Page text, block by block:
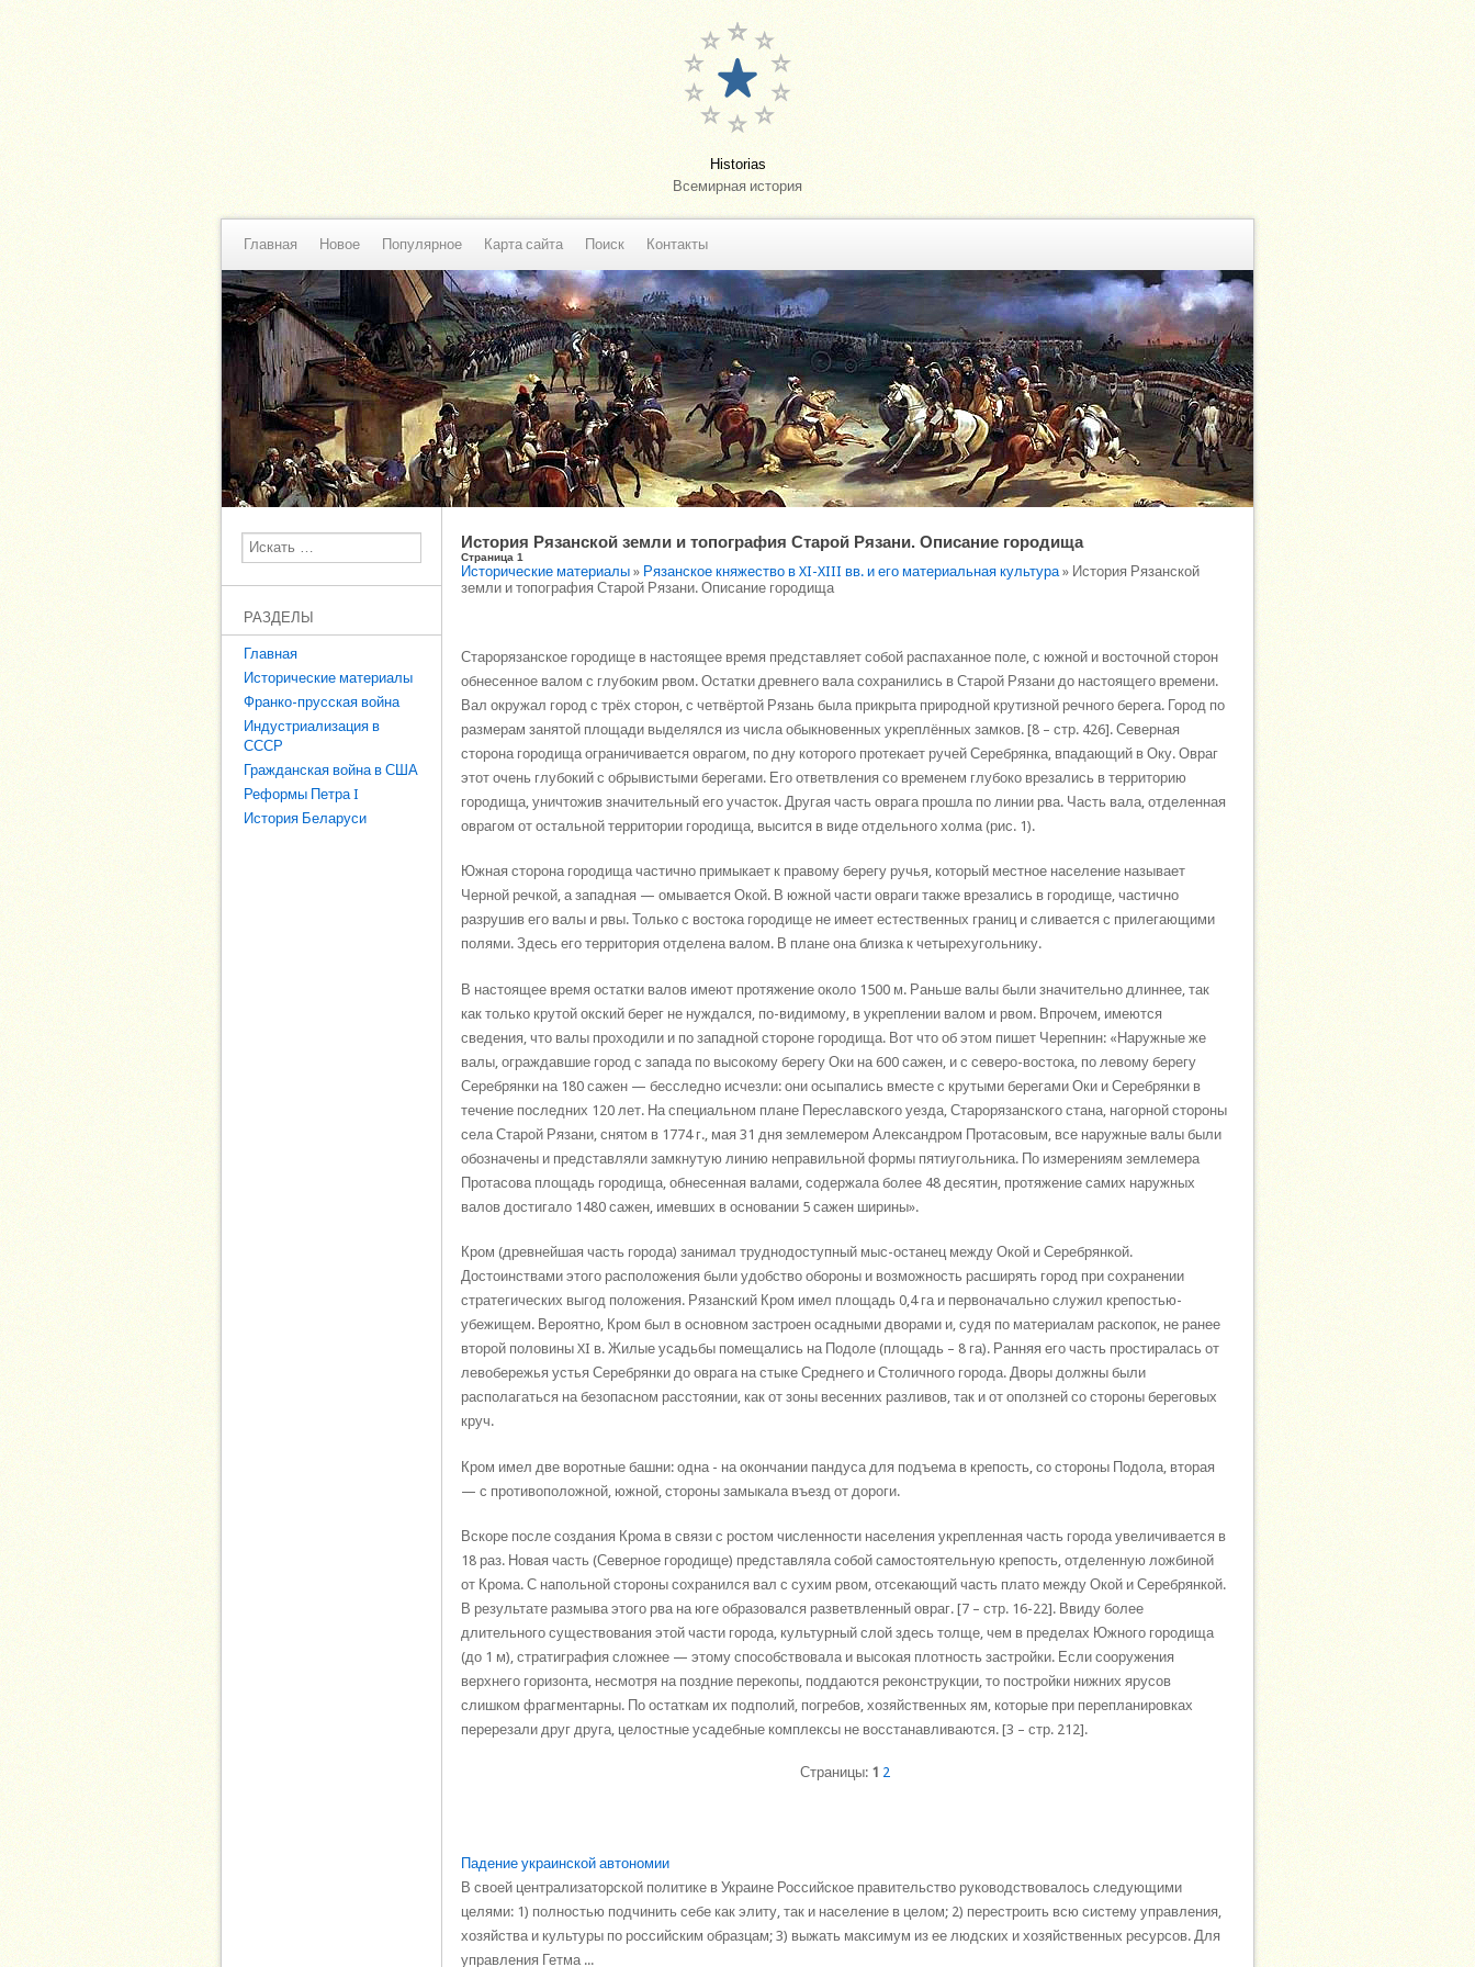
Historias
Всемирная история
Главная Новое Популярное Карта сайта Поиск Контакты
Поиск
РАЗДЕЛЫ
Главная
Исторические материалы
Франко-прусская война
Индустриализация в
СССР
Гражданская война в США
Реформы Петра I
История Беларуси
История Рязанской земли и топография Старой Рязани. Описание городища
Страница 1
Исторические материалы » Рязанское княжество в XI-XIII вв. и его материальная культура» История Рязанской
земли и топография Старой Рязани. Описание городища
Старорязанское городище в настоящее время представляет собой распаханное поле, с южной и восточной сторон
обнесенное валом с глубоким рвом. Остатки древнего вала сохранились в Старой Рязани до настоящего времени.
Вал окружал город с трёх сторон, с четвёртой Рязань была прикрыта природной крутизной речного берега. Город по
размерам занятой площади выделялся из числа обыкновенных укреплённых замков. [8 – стр. 426]. Северная
сторона городища ограничивается оврагом, по дну которого протекает ручей Серебрянка, впадающий в Оку. Овраг
этот очень глубокий с обрывистыми берегами. Его ответвления со временем глубоко врезались в территорию
городища, уничтожив значительный его участок. Другая часть оврага прошла по линии рва. Часть вала, отделенная
оврагом от остальной территории городища, высится в виде отдельного холма (рис. 1).
Южная сторона городища частично примыкает к правому берегу ручья, который местное население называет
Черной речкой, а западная — омывается Окой. В южной части овраги также врезались в городище, частично
разрушив его валы и рвы. Только с востока городище не имеет естественных границ и сливается с прилегающими
полями. Здесь его территория отделена валом. В плане она близка к четырехугольнику.
В настоящее время остатки валов имеют протяжение около 1500 м. Раньше валы были значительно длиннее, так
как только крутой окский берег не нуждался, по-видимому, в укреплении валом и рвом. Впрочем, имеются
сведения, что валы проходили и по западной стороне городища. Вот что об этом пишет Черепнин: «Наружные же
валы, ограждавшие город с запада по высокому берегу Оки на 600 сажен, и с северо-востока, по левому берегу
Серебрянки на 180 сажен — бесследно исчезли: они осыпались вместе с крутыми берегами Оки и Серебрянки в
течение последних 120 лет. На специальном плане Переславского уезда, Старорязанского стана, нагорной стороны
села Старой Рязани, снятом в 1774 г., мая 31 дня землемером Александром Протасовым, все наружные валы были
обозначены и представляли замкнутую линию неправильной формы пятиугольника. По измерениям землемера
Протасова площадь городища, обнесенная валами, содержала более 48 десятин, протяжение самих наружных
валов достигало 1480 сажен, имевших в основании 5 сажен ширины».
Кром (древнейшая часть города) занимал труднодоступный мыс-останец между Окой и Серебрянкой.
Достоинствами этого расположения были удобство обороны и возможность расширять город при сохранении
стратегических выгод положения. Рязанский Кром имел площадь 0,4 га и первоначально служил крепостью-
убежищем. Вероятно, Кром был в основном застроен осадными дворами и, судя по материалам раскопок, не ранее
второй половины XI в. Жилые усадьбы помещались на Подоле (площадь – 8 га). Ранняя его часть простиралась от
левобережья устья Серебрянки до оврага на стыке Среднего и Столичного города. Дворы должны были
располагаться на безопасном расстоянии, как от зоны весенних разливов, так и от оползней со стороны береговых
круч.
Кром имел две воротные башни: одна - на окончании пандуса для подъема в крепость, со стороны Подола, вторая
— с противоположной, южной, стороны замыкала въезд от дороги.
Вскоре после создания Крома в связи с ростом численности населения укрепленная часть города увеличивается в
18 раз. Новая часть (Северное городище) представляла собой самостоятельную крепость, отделенную ложбиной
от Крома. С напольной стороны сохранился вал с сухим рвом, отсекающий часть плато между Окой и Серебрянкой.
В результате размыва этого рва на юге образовался разветвленный овраг. [7 – стр. 16-22]. Ввиду более
длительного существования этой части города, культурный слой здесь толще, чем в пределах Южного городища
(до 1 м), стратиграфия сложнее — этому способствовала и высокая плотность застройки. Если сооружения
верхнего горизонта, несмотря на поздние перекопы, поддаются реконструкции, то постройки нижних ярусов
слишком фрагментарны. По остаткам их подполий, погребов, хозяйственных ям, которые при перепланировках
перерезали друг друга, целостные усадебные комплексы не восстанавливаются. [3 – стр. 212].
Страницы: 1 2
Падение украинской автономии
В своей централизаторской политике в Украине Российское правительство руководствовалось следующими
целями: 1) полностью подчинить себе как элиту, так и население в целом; 2) перестроить всю систему управления,
хозяйства и культуры по российским образцам; 3) выжать максимум из ее людских и хозяйственных ресурсов. Для
управления Гетма ...